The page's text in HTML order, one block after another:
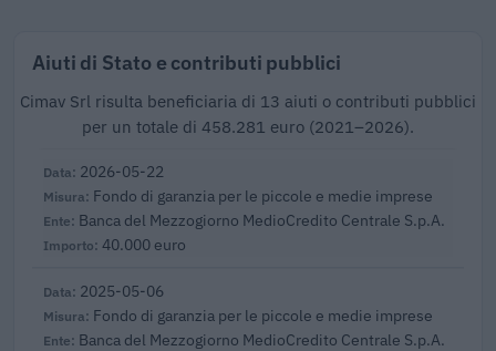
Aiuti di Stato e contributi pubblici
Cimav Srl risulta beneficiaria di 13 aiuti o contributi pubblici
per un totale di 458.281 euro (2021–2026).
2026-05-22
Fondo di garanzia per le piccole e medie imprese
Banca del Mezzogiorno MedioCredito Centrale S.p.A.
40.000 euro
2025-05-06
Fondo di garanzia per le piccole e medie imprese
Banca del Mezzogiorno MedioCredito Centrale S.p.A.